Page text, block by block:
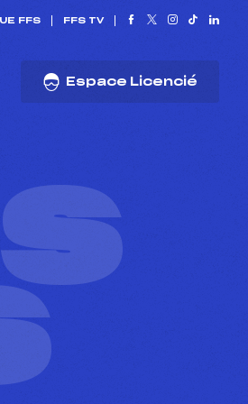
FFS FFS TV
Espace Licencié